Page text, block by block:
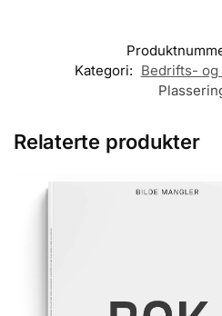
Kategori: Bedrifts-
Relaterte produkter